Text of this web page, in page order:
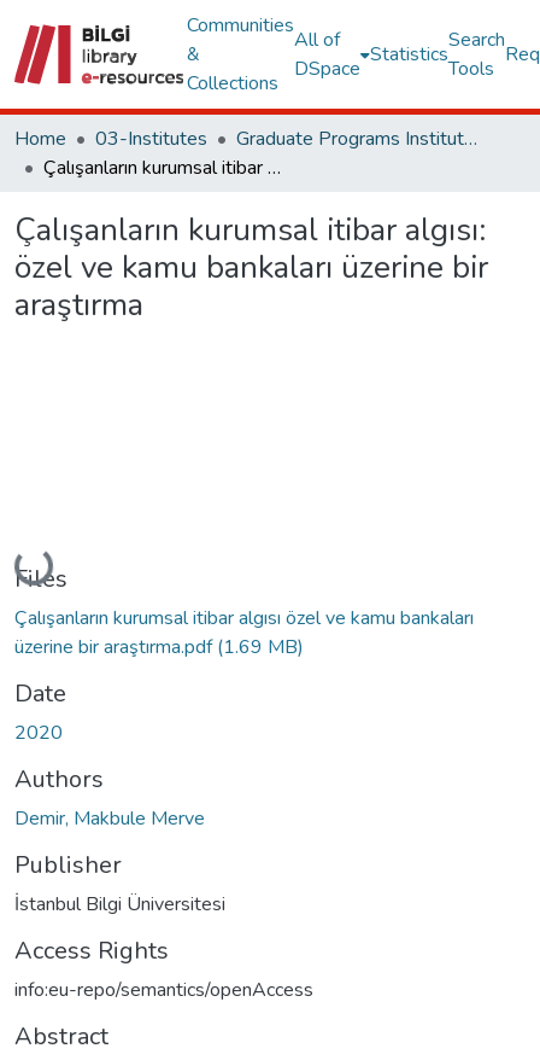
Communities
&
Collections
All of
DSpace
Statistics
Search
Tools
Home 03-Institutes
Graduate Programs Institute Thesis Collection
Çalışanların kurumsal itibar algısı: özel ve kamu bankaları üzerine bir araştırma
Çalışanların kurumsal itibar algısı:
özel ve kamu bankaları üzerine bir
araştırma
Loading...
Files
Çalışanların kurumsal itibar algısı özel ve kamu bankaları
üzerine bir araştırma.pdf(1.69 MB)
Date
2020
Authors
Demir, Makbule Merve
Publisher
İstanbul Bilgi Üniversitesi
Access Rights
info:eu-repo/semantics/openAccess
Abstract